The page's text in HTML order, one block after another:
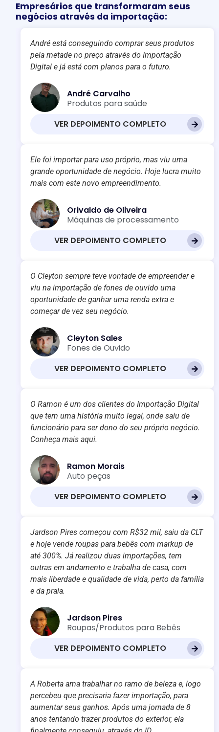
Empresários que transformaram seus
negócios através da importação:
André está conseguindo comprar seus produtos
pela metade no preço através do Importação
Digital e já está com planos para o futuro.
André Carvalho
Produtos para saúde
VER DEPOIMENTO COMPLETO
Ele foi importar para uso próprio, mas viu uma
grande oportunidade de negócio. Hoje lucra muito
mais com este novo empreendimento.
Orivaldo de Oliveira
Máquinas de processamento
VER DEPOIMENTO COMPLETO
O Cleyton sempre teve vontade de empreender e
viu na importação de fones de ouvido uma
oportunidade de ganhar uma renda extra e
começar de vez seu negócio.
Cleyton Sales
Fones de Ouvido
VER DEPOIMENTO COMPLETO
O Ramon é um dos clientes do Importação Digital
que tem uma história muito legal, onde saiu de
funcionário para ser dono do seu próprio negócio.
Conheça mais aqui.
Ramon Morais
Auto peças
VER DEPOIMENTO COMPLETO
Jardson Pires começou com R$32 mil, saiu da CLT
e hoje vende roupas para bebês com markup de
até 300%. Já realizou duas importações, tem
outras em andamento e trabalha de casa, com
mais liberdade e qualidade de vida, perto da família
e da praia.
Jardson Pires
Roupas/Produtos para Bebês
VER DEPOIMENTO COMPLETO
A Roberta ama trabalhar no ramo de beleza e, logo
percebeu que precisaria fazer importação, para
aumentar seus ganhos. Após uma jornada de 8
anos tentando trazer produtos do exterior, ela